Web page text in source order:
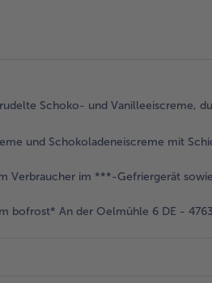
Schoko- und Vanilleeiscreme,
und Schokoladeneiscreme mit
Verbraucher im ***-Gefriergerät
bofrost* An der Oelmühle 6 DE -